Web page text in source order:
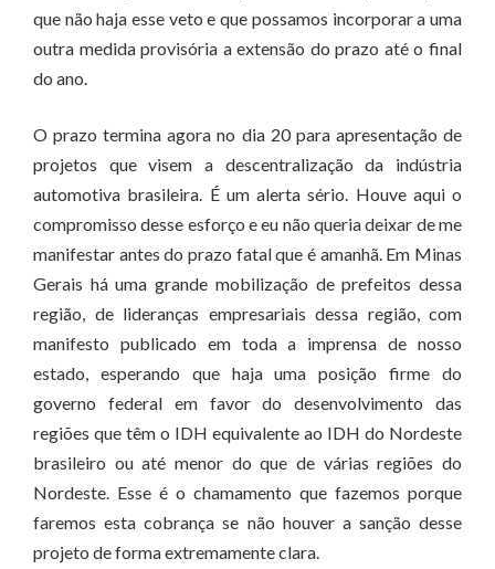
que não haja esse veto e que possamos incorporar a uma
outra medida provisória a extensão do prazo até o final
do ano.
O prazo termina agora no dia 20 para apresentação de
projetos que visem a descentralização da indústria
automotiva brasileira. É um alerta sério. Houve aqui o
compromisso desse esforço e eu não queria deixar de me
manifestar antes do prazo fatal que é amanhã. Em Minas
Gerais há uma grande mobilização de prefeitos dessa
região, de lideranças empresariais dessa região, com
manifesto publicado em toda a imprensa de nosso
estado, esperando que haja uma posição firme do
governo federal em favor do desenvolvimento das
regiões que têm o IDH equivalente ao IDH do Nordeste
brasileiro ou até menor do que de várias regiões do
Nordeste. Esse é o chamamento que fazemos porque
faremos esta cobrança se não houver a sanção desse
projeto de forma extremamente clara.